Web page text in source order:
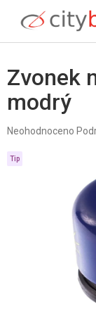
obsah
Zvonek
modrý
Průměrné
produktu
Neohodnoceno
Tip